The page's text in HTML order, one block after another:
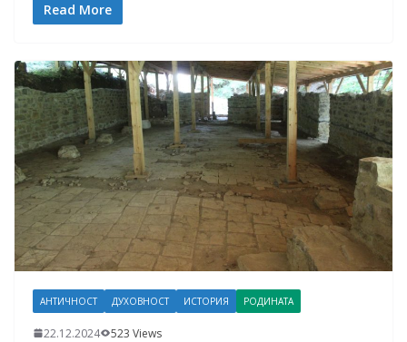
Read More
АНТИЧНОСТ ДУХОВНОСТ ИСТОРИЯ РОДИНАТА
22.12.2024 523 Views